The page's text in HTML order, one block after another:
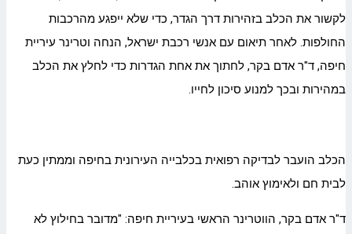
לקשור את הכלב בזהירות דרך הגדר, כדי שלא ייפגע מהרכבות
החולפות. לאחר תיאום עם אנשי רכבת ישראל, הנחה וטרינר עיריית
חיפה, ד"ר אדם בקר, לחתוך את אחת הגדרות כדי לחלץ את הכלב
במהירות ובכך למנוע סיכון לחייו.
הכלב הועבר לבדיקה רפואית בכלבייה העירונית בחיפה וממתין כעת
לבית חם ולאימוץ אוהב.
ד"ר אדם בקר, הווטרינר הראשי בעיריית חיפה: "מדובר בחילוץ לא